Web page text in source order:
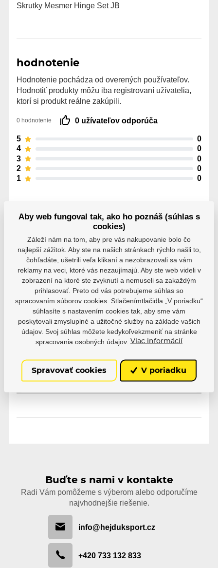
Skrutky Mesmer Hinge Set JB
hodnotenie
Hodnotenie pochádza od overených používateľov.
Hodnotiť produkty môžu iba registrovaní užívatelia,
ktorí si produkt reálne zakúpili.
0 hodnotenie 0 užívateľov odporúča
5
0
4
0
3
0
2
0
1
0
Parametre
Výrobce Powerslide
Varianty
EAN: 4260726264513
Skladom 8,08 €
Buďte s nami v kontakte
Radi Vám pomôžeme s výberom alebo odporučíme
najvhodnejšie riešenie.
info@hejduksport.cz
+420 733 132 833
Aby web fungoval tak, ako ho poznáš (súhlas s
cookies)
Záleží nám na tom, aby pre vás nakupovanie bolo čo
najlepší zážitok. Aby ste na našich stránkach rýchlo našli to,
čohľadáte, ušetrili veľa klikaní a nezobrazovali sa vám
reklamy na veci, ktoré vás nezaujímajú. Aby ste web videli v
zobrazení na ktoré ste zvyknutí a nemuseli sa zakaždým
prihlasovať. Preto od vás potrebujeme súhlas so
spracovaním súborov cookies. Stlačenímtlačidla „V poriadku“
súhlasíte s nastavením cookies tak, aby sme vám
poskytovali zmysluplné a užitočné služby na základe vašich
údajov. Svoj súhlas môžete kedykoľvekzmeniť na stránke
spracovania osobných údajov. Viac informácií
Spravovať cookies V poriadku